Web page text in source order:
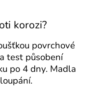
korozi?
povrchové
test působení
po 4 dny. Madla